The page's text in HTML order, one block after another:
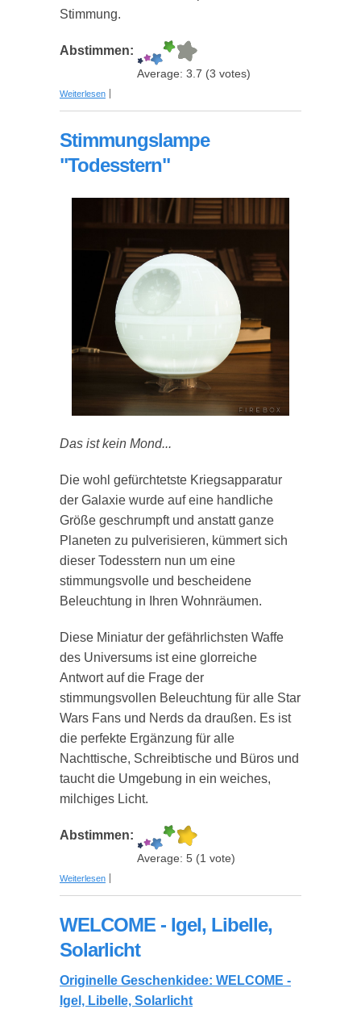
Stimmung.
Abstimmen:
Average: 3.7 (3 votes)
Weiterlesen über Star Wars LED Mood Lights
Stimmungslampe
"Todesstern"
Das ist kein Mond...
Die wohl gefürchtetste Kriegsapparatur
der Galaxie wurde auf eine handliche
Größe geschrumpft und anstatt ganze
Planeten zu pulverisieren, kümmert sich
dieser Todesstern nun um eine
stimmungsvolle und bescheidene
Beleuchtung in Ihren Wohnräumen.
Diese Miniatur der gefährlichsten Waffe
des Universums ist eine glorreiche
Antwort auf die Frage der
stimmungsvollen Beleuchtung für alle Star
Wars Fans und Nerds da draußen. Es ist
die perfekte Ergänzung für alle
Nachttische, Schreibtische und Büros und
taucht die Umgebung in ein weiches,
milchiges Licht.
Abstimmen:
Average: 5 (1 vote)
Weiterlesen über Stimmungslampe "Todesstern"
WELCOME - Igel, Libelle,
Solarlicht
Originelle Geschenkidee: WELCOME -
Igel, Libelle, Solarlicht